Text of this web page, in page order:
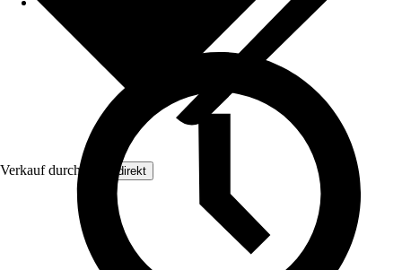
Verkauf durch: Floordirekt